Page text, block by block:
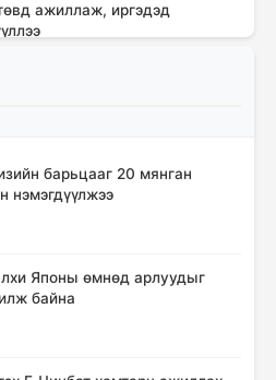
ажиллаж, иргэдэд
үеэр буудуулж амиа алджээ
тоо 38-д хүрчээ
барьцааг 20 мянган
нэмэгдүүлжээ
Японы өмнөд арлуудыг
байна